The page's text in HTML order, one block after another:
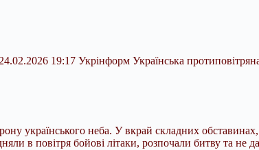
19:17 Укрінформ Українська
українського неба. У вкрай складних
в повітря бойові літаки, розпочали битву та не